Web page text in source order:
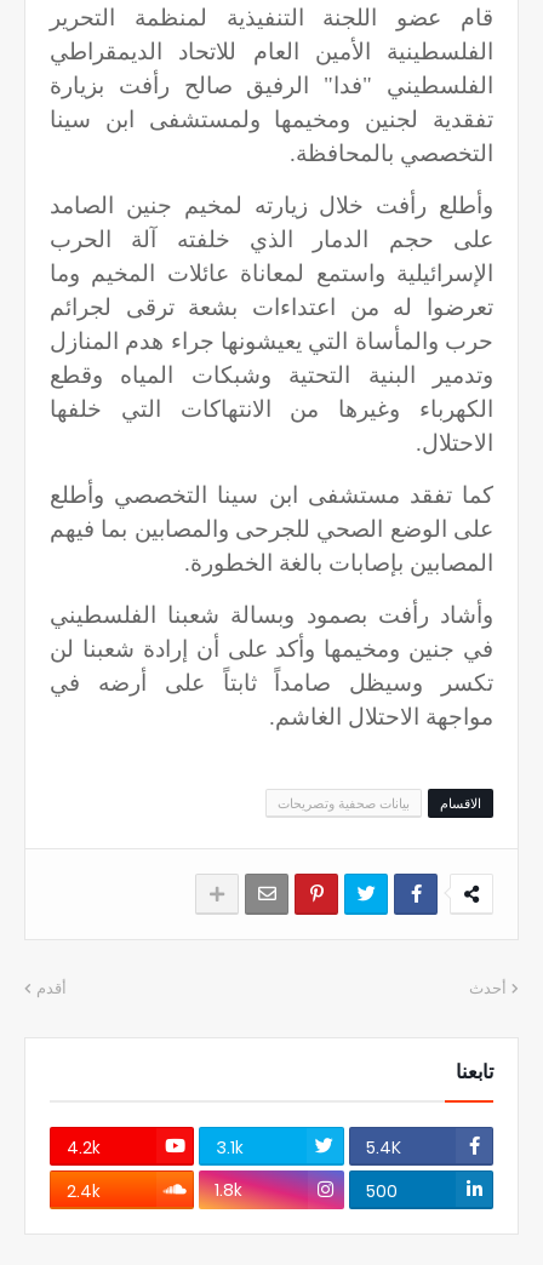
قام عضو اللجنة التنفيذية لمنظمة التحرير
الفلسطينية الأمين العام للاتحاد الديمقراطي
الفلسطيني "فدا" الرفيق صالح رأفت بزيارة
تفقدية لجنين ومخيمها ولمستشفى ابن سينا
التخصصي بالمحافظة.
وأطلع رأفت خلال زيارته لمخيم جنين الصامد
على حجم الدمار الذي خلفته آلة الحرب
الإسرائيلية واستمع لمعاناة عائلات المخيم وما
تعرضوا له من اعتداءات بشعة ترقى لجرائم
حرب والمأساة التي يعيشونها جراء هدم المنازل
وتدمير البنية التحتية وشبكات المياه وقطع
الكهرباء وغيرها من الانتهاكات التي خلفها
الاحتلال.
كما تفقد مستشفى ابن سينا التخصصي وأطلع
على الوضع الصحي للجرحى والمصابين بما فيهم
المصابين بإصابات بالغة الخطورة.
وأشاد رأفت بصمود وبسالة شعبنا الفلسطيني
في جنين ومخيمها وأكد على أن إرادة شعبنا لن
تكسر وسيظل صامداً ثابتاً على أرضه في
مواجهة الاحتلال الغاشم.
الاقسام بيانات صحفية وتصريحات
أحدث أقدم
تابعنا
5.4K
3.1k
4.2k
500
1.8k
2.4k